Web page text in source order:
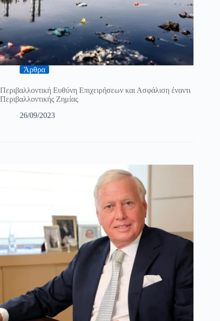
Άρθρα
Περιβαλλοντική Ευθύνη Επιχειρήσεων και Ασφάλιση έναντι
Περιβαλλοντικής Ζημίας
26/09/2023